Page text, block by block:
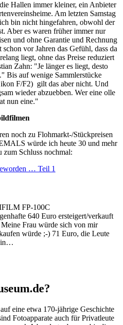
Hallen immer kleiner, ein Anbieter
Am letzten Samstag
bin nicht hingefahren, obwohl der
Aber es waren früher immer nur
und ohne Garantie und Rechnung
vor Jahren das Gefühl, dass da
liegt, ohne das Preise reduziert
Zahn: "Je länger es liegt, desto
Bis auf wenige Sammlerstücke
F/F2) gilt das aber nicht. Und
wieder abzuebben. Wer eine olle
nun eine."
noch zu Flohmarkt-/Stückpreisen
würde ich heute 30 und mehr
Schluss nochmal:
… Teil 1
FP-100C
640 Euro ersteigert/verkauft
Frau würde sich von mir
würde ;-) 71 Euro, die Leute
eine etwa 170-jährige Geschichte
Fotoapparate auch für Privatleute